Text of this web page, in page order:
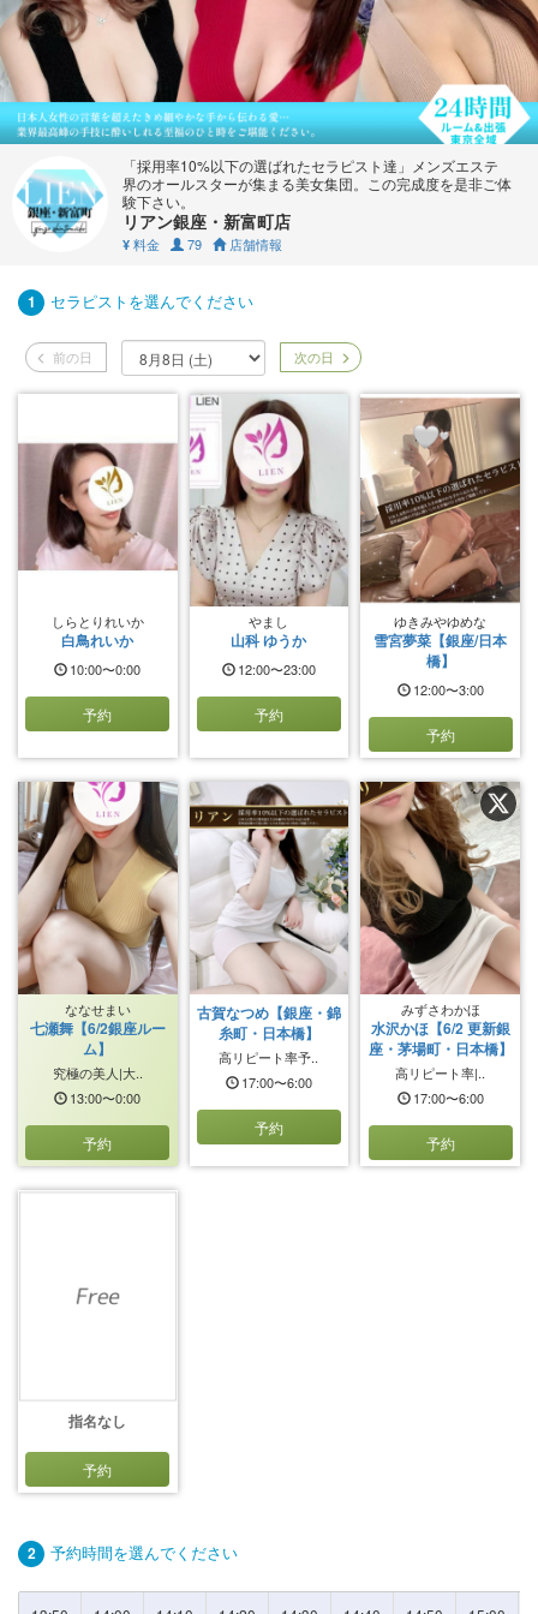
「採用率10%以下の選ばれたセラピスト達」メンズエステ
界のオールスターが集まる美女集団。この完成度を是非ご体
験下さい。
リアン銀座・新富町店
¥ 料金 79 店舗情報
1 セラピストを選んでください
前の日 次の日
しらとりれいか
白鳥れいか
10:00〜0:00
予約
やまし
山科 ゆうか
12:00〜23:00
予約
ゆきみやゆめな
雪宮夢菜【銀座/日本
橋】
12:00〜3:00
予約
ななせまい
七瀬舞【6/2銀座ルー
ム】
究極の美人|大..
13:00〜0:00
予約
古賀なつめ【銀座・錦
糸町・日本橋】
高リピート率予..
17:00〜6:00
予約
みずさわかほ
水沢かほ【6/2 更新銀
座・茅場町・日本橋】
高リピート率|..
17:00〜6:00
予約
指名なし
予約
2 予約時間を選んでください